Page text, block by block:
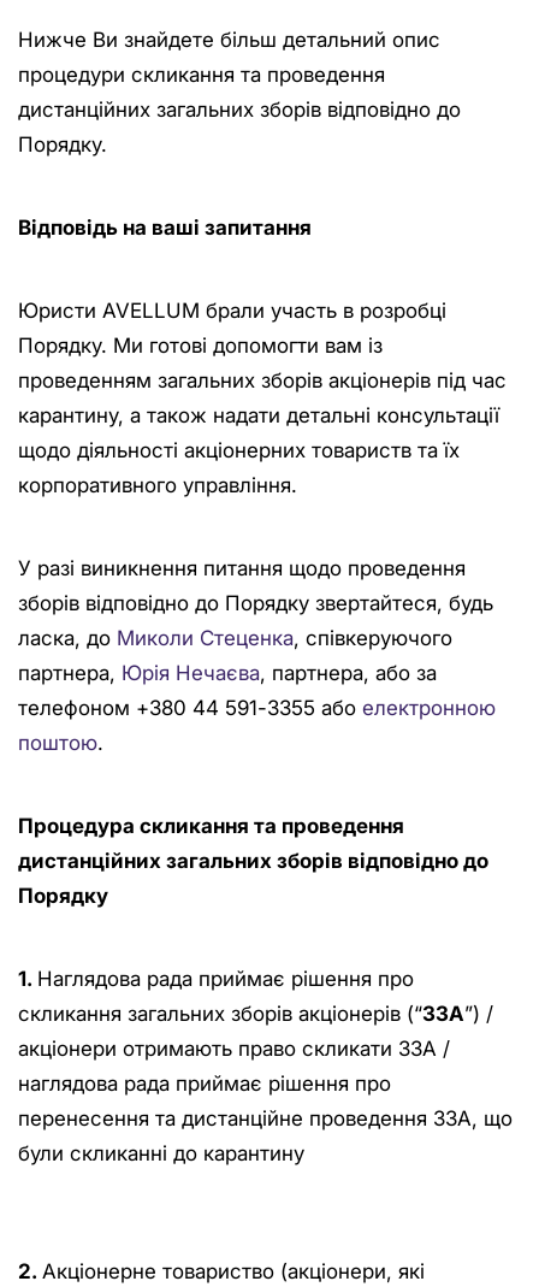
Нижче Ви знайдете більш детальний опис
процедури скликання та проведення
дистанційних загальних зборів відповідно до
Порядку.
Відповідь на ваші запитання
Юристи AVELLUM брали участь в розробці
Порядку. Ми готові допомогти вам із
проведенням загальних зборів акціонерів під час
карантину, а також надати детальні консультації
щодо діяльності акціонерних товариств та їх
корпоративного управління.
У разі виникнення питання щодо проведення
зборів відповідно до Порядку звертайтеся, будь
ласка, до Миколи Стеценка, співкеруючого
партнера, Юрія Нечаєва, партнера, або за
телефоном +380 44 591-3355 або електронною
поштою.
Процедурa скликання та проведення
дистанційних загальних зборів відповідно до
Порядку
1. Наглядова рада приймає рішення про
скликання загальних зборів акціонерів (“ЗЗА”) /
акціонери отримають право скликати ЗЗА /
наглядова рада приймає рішення про
перенесення та дистанційне проведення ЗЗА, що
були скликанні до карантину
2. Акціонерне товариство (акціонери, які